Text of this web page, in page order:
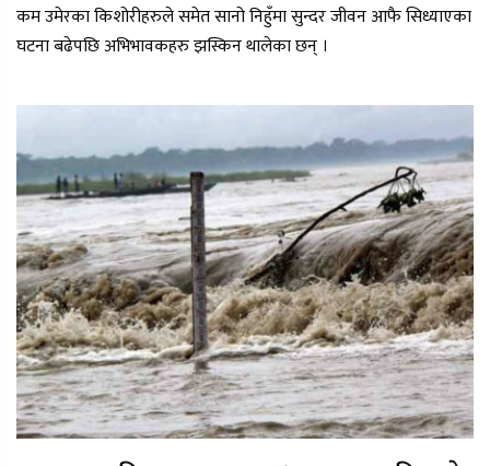
कम उमेरका किशोरीहरुले समेत सानो निहुँमा सुन्दर जीवन आफै सिध्याएका
घटना बढेपछि अभिभावकहरु झस्किन थालेका छन् ।